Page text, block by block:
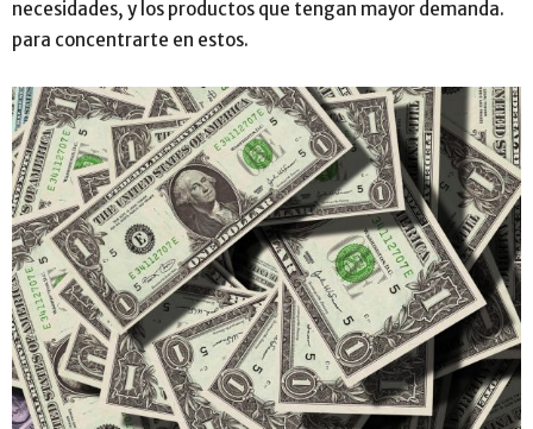
necesidades, y los productos que tengan mayor demanda.
para concentrarte en estos.